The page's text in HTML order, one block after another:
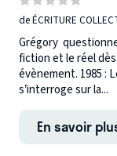
de ÉCRITURE
Grégory
fiction et le réel
évènement. 1985 :
s’interroge sur la...
En savoir